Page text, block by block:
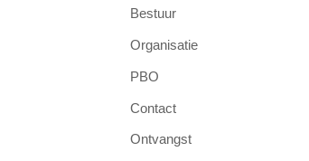
Bestuur
Organisatie
PBO
Contact
Ontvangst